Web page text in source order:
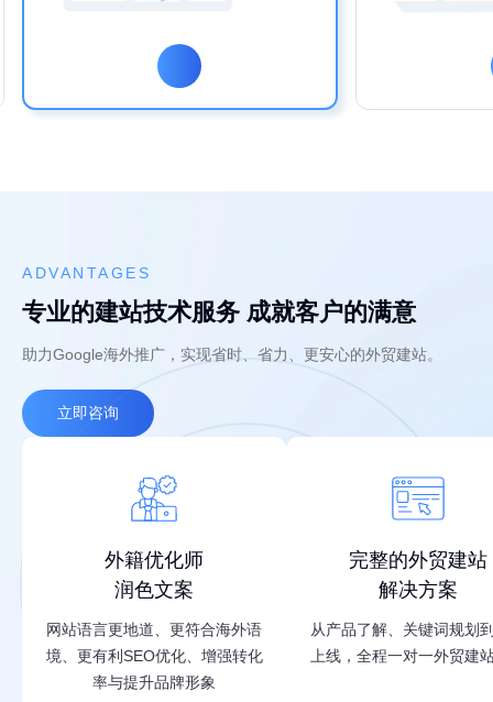
ADVANTAGES
专业的建站技术服务 成就客户的满意
助力Google海外推广，实现省时、省力、更安心的外贸建站。
立即咨询
外籍优化师
润色文案
网站语言更地道、更符合海外语
境、更有利SEO优化、增强转化
率与提升品牌形象
完整的外贸建站
解决方案
从产品了解、关键词规划
上线，全程一对一外贸建